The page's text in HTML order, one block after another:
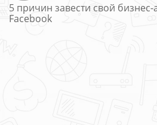
5 причин завести свой бизнес-
Facebook